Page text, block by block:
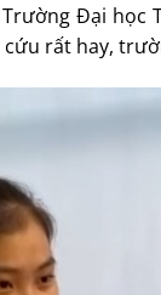
Đại
rất hay,